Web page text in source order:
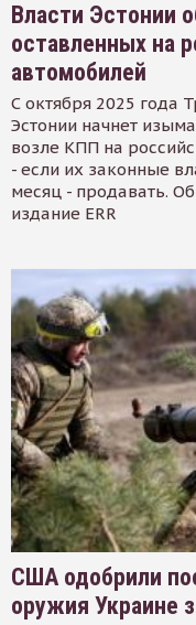
Власти Эстонии
оставленных на
автомобилей
С октября 2025 года
Эстонии начнет
возле КПП на
- если их законные
месяц - продавать.
издание ERR
США одобрили
оружия Украине